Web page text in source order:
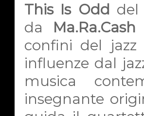
This Is Odd del
da
confini del jazz
influenze dal
musica
insegnante